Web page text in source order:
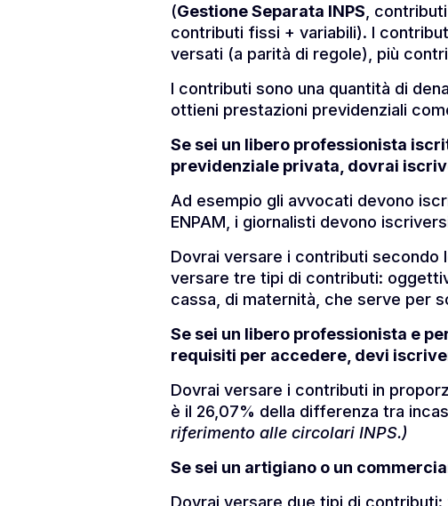
(Gestione Separata INPS ,
contributi fissi + variabili). I
versati (a parità di regole), più
I contributi sono una quantità di
ottieni prestazioni previdenziali
Se sei un libero professionista
previdenziale privata, dovrai
Ad esempio gli avvocati devono
ENPAM, i giornalisti devono
Dovrai versare i contributi secondo
versare tre tipi di contributi:
cassa, di maternità, che serve per
Se sei un libero professionista e
requisiti per accedere, devi
Dovrai versare i contributi in
è il 26,07% della differenza tra
riferimento alle circolari INPS.)
Se sei un artigiano o un
Dovrai versare due tipi di